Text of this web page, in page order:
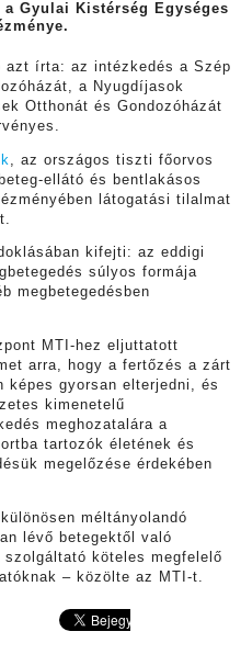
Gyulai Kistérség Egységes
azt írta: az intézkedés a Szép
a Nyugdíjasok
Otthonát és Gondozóházát
, az országos tiszti főorvos
ellátó és bentlakásos
látogatási tilalmat
kifejti: az eddigi
súlyos formája
megbetegedésben
MTI-hez eljuttatott
arra, hogy a fertőzés a zárt
képes gyorsan elterjedni, és
kimenetelű
meghozatalára a
tartozók életének és
megelőzése érdekében
méltányolandó
lévő betegektől való
köteles megfelelő
– közölte az MTI-t.